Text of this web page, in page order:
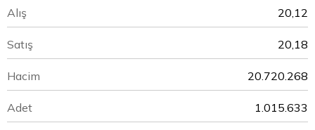
Alış 20,12
Satış 20,18
Hacim 20.720.268
Adet 1.015.633